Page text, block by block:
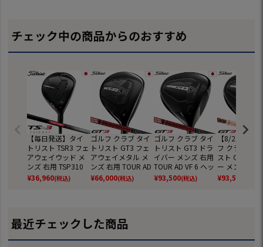
チェック中の商品からのおすすめ
【毎日発送】タイ
トリスト TSR3 フェ
アウェイウッド メ
ンズ 右用 TSP310
オリジナルカーボ
ンシャフト ヘッド
カー保証】
¥36,960(税込)
ゴルフ クラブ タイ
トリスト GT3 フェ
アウェイメタル メ
ンズ 右用 TOUR AD
VF 6 ヘッドカバー
付属 2024年モデル
¥66,000(税込)
ゴルフ クラブ タイ
トリスト GT3 ドラ
イバー メンズ 右用
TOUR AD VF 6 ヘッ
ドカバー付属 2024
年モデル 日本正規
¥93,500(税込)
【8/23発売
フ クラブ タ
スト GT3 ド
ー メンズ 右
R AD DI 6 ヘ
バー付属
¥93,500
最近チェックした商品